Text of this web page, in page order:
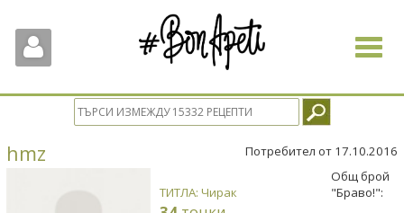
Toggle
hmz Потребител от 17.10.2016
ТИТЛА: Чирак
Общ брой
"Браво!":